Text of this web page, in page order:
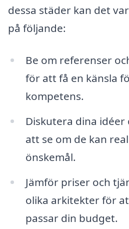
dessa städer kan det
på följande:
Be om referenser
för att få en känsla
kompetens.
Diskutera dina
att se om de kan
önskemål.
Jämför priser och
olika arkitekter för
passar din budget.